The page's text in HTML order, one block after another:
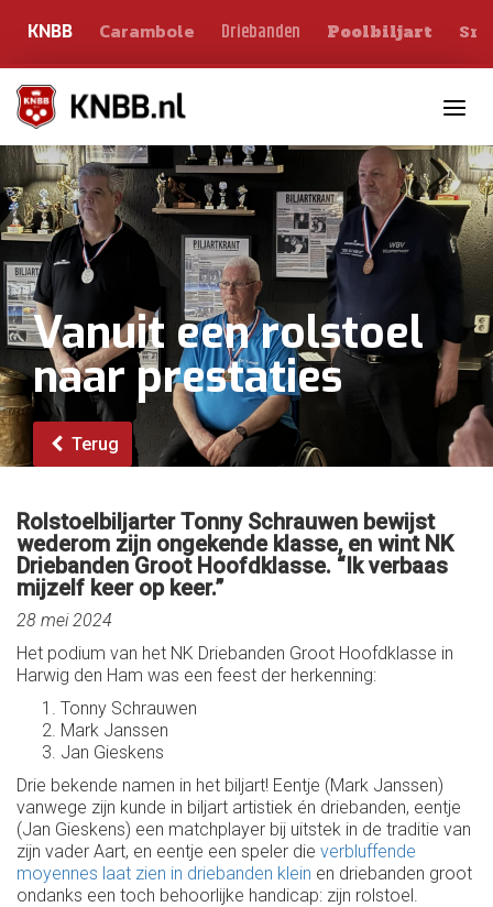
KNBB Carambole Driebanden Poolbiljart
Vanuit een rolstoel
naar prestaties
Terug
Rolstoelbiljarter Tonny Schrauwen bewijst
wederom zijn ongekende klasse, en wint NK
Driebanden Groot Hoofdklasse. “Ik verbaas
mijzelf keer op keer.”
28 mei 2024
Het podium van het NK Driebanden Groot Hoofdklasse in
Harwig den Ham was een feest der herkenning:
Tonny Schrauwen
Mark Janssen
Jan Gieskens
Drie bekende namen in het biljart! Eentje (Mark Janssen)
vanwege zijn kunde in biljart artistiek én driebanden, eentje
(Jan Gieskens) een matchplayer bij uitstek in de traditie van
zijn vader Aart, en eentje een speler die verbluffende
moyennes laat zien in driebanden klein en driebanden groot
ondanks een toch behoorlijke handicap: zijn rolstoel.